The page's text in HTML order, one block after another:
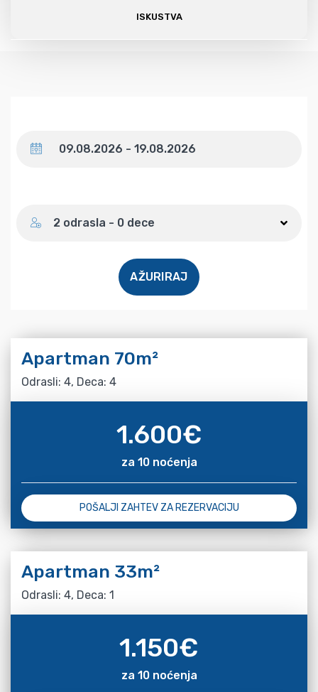
ISKUSTVA
2 odrasla - 0 dece
AŽURIRAJ
Apartman 70m²
Odrasli: 4, Deca: 4
1.600€
za 10 noćenja
POŠALJI ZAHTEV ZA REZERVACIJU
Apartman 33m²
Odrasli: 4, Deca: 1
1.150€
za 10 noćenja